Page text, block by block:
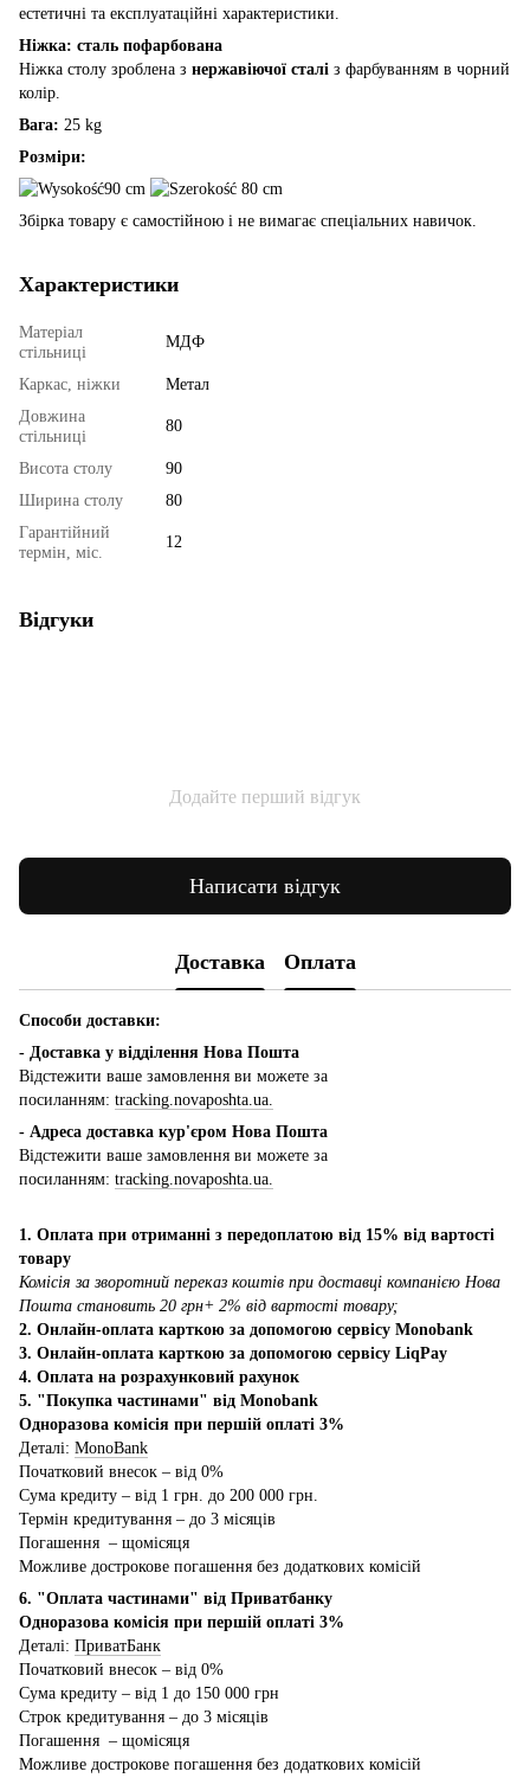
естетичні та експлуатаційні характеристики.
Ніжка: сталь пофарбована
Ніжка столу зроблена з нержавіючої сталі з фарбуванням в чорний
колір.
Вага: 25 kg
Розміри:
90 cm
80 cm
Збірка товару є самостійною і не вимагає спеціальних навичок.
Характеристики
Матеріал
стільниці
МДФ
Каркас, ніжки
Метал
Довжина
стільниці
80
Висота столу
90
Ширина столу
80
Гарантійний
термін, міс.
12
Відгуки
Додайте перший відгук
Написати відгук
Доставка Оплата
Способи доставки:
- Доставка у відділення Нова Пошта
Відстежити ваше замовлення ви можете за
посиланням: tracking.novaposhta.ua.
- Адреса доставка кур'єром Нова Пошта
Відстежити ваше замовлення ви можете за
посиланням: tracking.novaposhta.ua.
1. Оплата при отриманні з передоплатою від 15% від вартості
товару
Комісія за зворотний переказ коштів при доставці компанією Нова
Пошта становить 20 грн+ 2% від вартості товару;
2. Онлайн-оплата карткою за допомогою сервісу Monobank
3. Онлайн-оплата карткою за допомогою сервісу LiqPay
4. Оплата на розрахунковий рахунок
5. "Покупка частинами" від Monobank
Одноразова комісія при першій оплаті 3%
Деталі: MonoBank
Початковий внесок – від 0%
Сума кредиту – від 1 грн. до 200 000 грн.
Термін кредитування – до 3 місяців
Погашення – щомісяця
Можливе дострокове погашення без додаткових комісій
6. "Оплата частинами" від Приватбанку
Одноразова комісія при першій оплаті 3%
Деталі: ПриватБанк
Початковий внесок – від 0%
Сума кредиту – від 1 до 150 000 грн
Строк кредитування – до 3 місяців
Погашення – щомісяця
Можливе дострокове погашення без додаткових комісій